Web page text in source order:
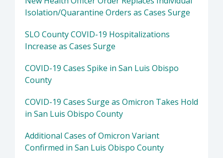
Isolation/Quarantine Orders as Cases Surge
SLO County COVID-19 Hospitalizations
Increase as Cases Surge
COVID-19 Cases Spike in San Luis Obispo
County
COVID-19 Cases Surge as Omicron Takes Hold
in San Luis Obispo County
Additional Cases of Omicron Variant
Confirmed in San Luis Obispo County